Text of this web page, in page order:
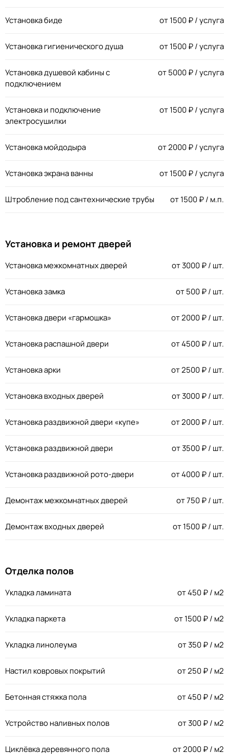
Установка биде от1500₽ / услуга
Установка гигиенического душа от1500₽ / услуга
Установка душевой кабины с
подключением
от5000₽ / услуга
Установка и подключение
электросушилки
от1500₽ / услуга
Установка мойдодыра от2000₽ / услуга
Установка экрана ванны от1500₽ / услуга
Штробление под сантехнические трубы от1500₽ / м.п.
Установка и ремонт дверей
Установка межкомнатных дверей от3000₽ / шт.
Установка замка от500₽ / шт.
Установка двери «гармошка» от2000₽ / шт.
Установка распашной двери от4500₽ / шт.
Установка арки от2500₽ / шт.
Установка входных дверей от3000₽ / шт.
Установка раздвижной двери «купе» от2000₽ / шт.
Установка раздвижной двери от3500₽ / шт.
Установка раздвижной рото-двери от4000₽ / шт.
Демонтаж межкомнатных дверей от750₽ / шт.
Демонтаж входных дверей от1500₽ / шт.
Отделка полов
Укладка ламината от450₽ / м2
Укладка паркета от1500₽ / м2
Укладка линолеума от350₽ / м2
Настил ковровых покрытий от250₽ / м2
Бетонная стяжка пола от450₽ / м2
Устройство наливных полов от300₽ / м2
Циклёвка деревянного пола от2000₽ / м2